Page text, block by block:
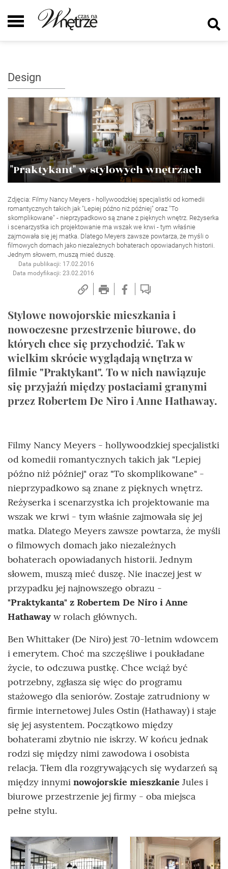
Design
"Praktykant" w stylowych wnętrzach
Zdjęcia: Filmy Nancy Meyers - hollywoodzkiej specjalistki od komedii
romantycznych takich jak "Lepiej późno niż później" oraz "To
skomplikowane" - nieprzypadkowo są znane z pięknych wnętrz. Reżyserka
i scenarzystka ich projektowanie ma wszak we krwi - tym właśnie
zajmowała się jej matka. Dlatego Meyers zawsze powtarza, że myśli o
filmowych domach jako niezależnych bohaterach opowiadanych historii.
Jednym słowem, muszą mieć duszę.
Data publikacji: 17.02.2016
Data modyfikacji: 23.02.2016
Stylowe nowojorskie mieszkania i
nowoczesne przestrzenie biurowe, do
których chce się przychodzić. Tak w
wielkim skrócie wyglądają wnętrza w
filmie "Praktykant". To w nich nawiązuje
się przyjaźń między postaciami granymi
przez Robertem De Niro i Anne Hathaway.
Filmy Nancy Meyers - hollywoodzkiej specjalistki
od komedii romantycznych takich jak "Lepiej
późno niż później" oraz "To skomplikowane" -
nieprzypadkowo są znane z pięknych wnętrz.
Reżyserka i scenarzystka ich projektowanie ma
wszak we krwi - tym właśnie zajmowała się jej
matka. Dlatego Meyers zawsze powtarza, że myśli
o filmowych domach jako niezależnych
bohaterach opowiadanych historii. Jednym
słowem, muszą mieć duszę. Nie inaczej jest w
przypadku jej najnowszego obrazu -
"Praktykanta" z Robertem De Niro i Anne
Hathaway w rolach głównych.
Ben Whittaker (De Niro) jest 70-letnim wdowcem
i emerytem. Choć ma szczęśliwe i poukładane
życie, to odczuwa pustkę. Chce wciąż być
potrzebny, zgłasza się więc do programu
stażowego dla seniorów. Zostaje zatrudniony w
firmie internetowej Jules Ostin (Hathaway) i staje
się jej asystentem. Początkowo między
bohaterami zbytnio nie iskrzy. W końcu jednak
rodzi się między nimi zawodowa i osobista
relacja. Tłem dla rozgrywających się wydarzeń są
między innymi nowojorskie mieszkanie Jules i
biurowe przestrzenie jej firmy - oba miejsca
pełne stylu.